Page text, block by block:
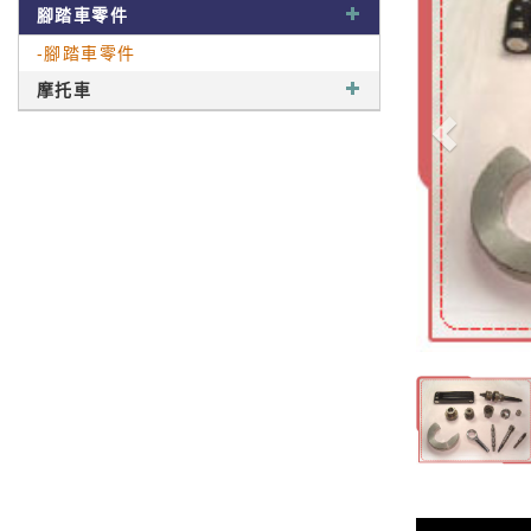
腳踏車零件
-腳踏車零件
摩托車